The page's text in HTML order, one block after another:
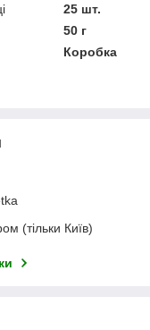
25 шт.
50 г
Коробка
(тільки Київ)